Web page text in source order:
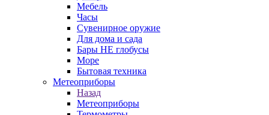
Мебель
Часы
Сувенирное оружие
Для дома и сада
Бары НЕ глобусы
Море
Бытовая техника
Метеоприборы
Назад
Метеоприборы